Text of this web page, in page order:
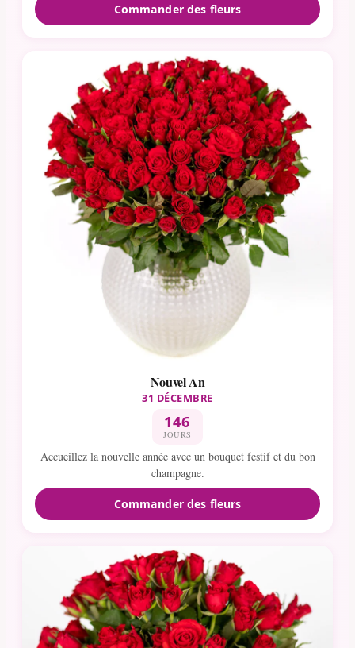
Commander des fleurs
Nouvel An
31 DÉCEMBRE
146
JOURS
Accueillez la nouvelle année avec un bouquet festif et du bon
champagne.
Commander des fleurs